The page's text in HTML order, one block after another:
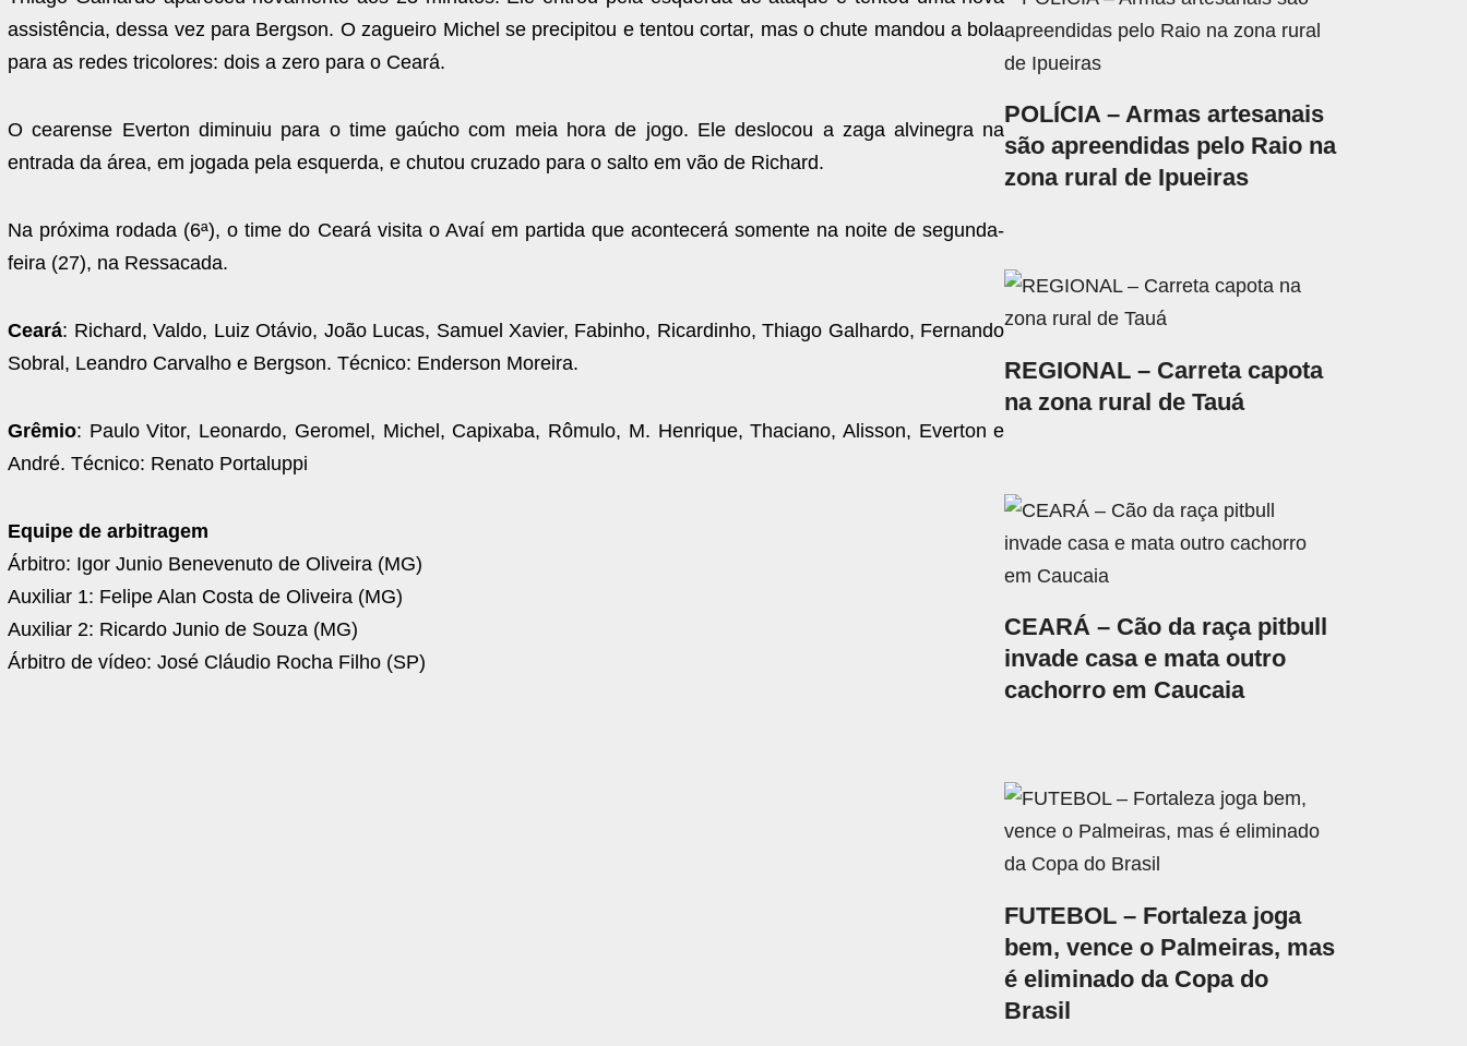
assistência, dessa vez para Bergson. O zagueiro Michel se precipitou e tentou cortar, mas o chute mandou a bola
para as redes tricolores: dois a zero para o Ceará.
O cearense Everton diminuiu para o time gaúcho com meia hora de jogo. Ele deslocou a zaga alvinegra na
entrada da área, em jogada pela esquerda, e chutou cruzado para o salto em vão de Richard.
Na próxima rodada (6ª), o time do Ceará visita o Avaí em partida que acontecerá somente na noite de segunda-
feira (27), na Ressacada.
Ceará: Richard, Valdo, Luiz Otávio, João Lucas, Samuel Xavier, Fabinho, Ricardinho, Thiago Galhardo, Fernando
Sobral, Leandro Carvalho e Bergson. Técnico: Enderson Moreira.
Grêmio: Paulo Vitor, Leonardo, Geromel, Michel, Capixaba, Rômulo, M. Henrique, Thaciano, Alisson, Everton e
André. Técnico: Renato Portaluppi
Equipe de arbitragem
Árbitro: Igor Junio Benevenuto de Oliveira (MG)
Auxiliar 1: Felipe Alan Costa de Oliveira (MG)
Auxiliar 2: Ricardo Junio de Souza (MG)
Árbitro de vídeo: José Cláudio Rocha Filho (SP)
POLÍCIA – Armas artesanais
são apreendidas pelo Raio na
zona rural de Ipueiras
REGIONAL – Carreta capota
na zona rural de Tauá
CEARÁ – Cão da raça pitbull
invade casa e mata outro
cachorro em Caucaia
FUTEBOL – Fortaleza joga
bem, vence o Palmeiras, mas
é eliminado da Copa do
Brasil